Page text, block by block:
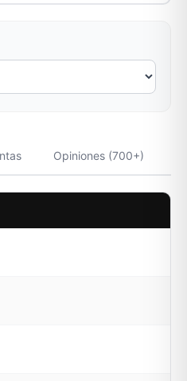
Opiniones (700+)